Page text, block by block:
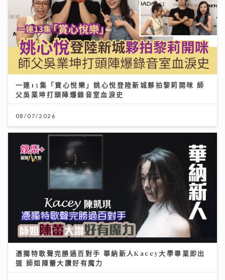
一連13集「賞心悅樂」姚心悅登陸新城夥拍黎莉開咪 師
父吳業坤打頭陣爆錄音室血淚史
08/07/2026
憑獨特歌聲完勝過百對手 華納新人Kacey大學畢業即出
道 師姐陳蕾大讚好有魔力